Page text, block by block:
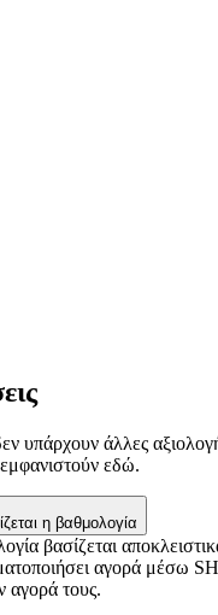
υπάρχουν άλλες
εδώ.
η βαθμολογία
βασίζεται
αγορά μέσω
αγορά τους.